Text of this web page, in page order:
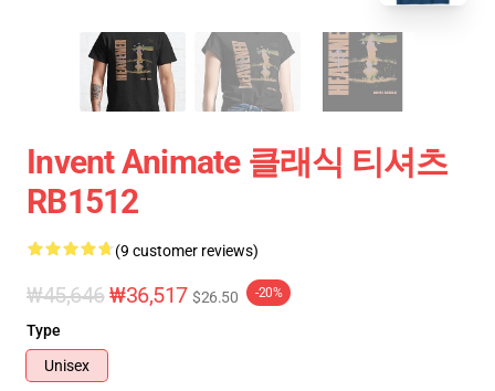
Invent Animate 클래식 티셔츠
RB1512
(9 customer reviews)
₩45,646₩36,517 $26.50 -20%
Type
Unisex